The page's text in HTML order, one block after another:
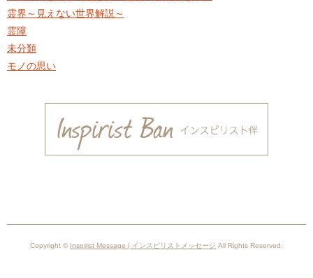
霊界～見えない世界解説～
霊障
未分類
モノの思い
Copyright © Inspirist Message | インスピリストメッセージ All Rights Reserved.